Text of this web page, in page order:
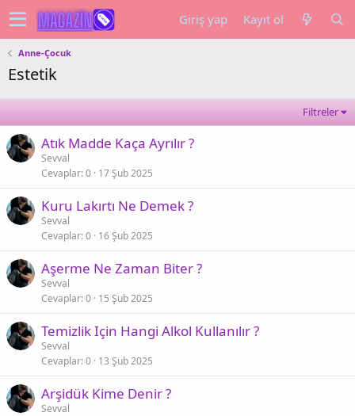
Giriş yap Kayıt ol
Anne-Çocuk
Estetik
Filtreler
Atık Madde Kaça Ayrılır ?
Sevval
Cevaplar 0 17 Şub 2025
Kuru Lakırtı Ne Demek ?
Sevval
Cevaplar 0 16 Şub 2025
Aşerme Ne Zaman Biter ?
Sevval
Cevaplar 0 15 Şub 2025
Temizlik Için Hangi Alkol Kullanılır ?
Sevval
Cevaplar 0 13 Şub 2025
Arşidük Kime Denir ?
Sevval